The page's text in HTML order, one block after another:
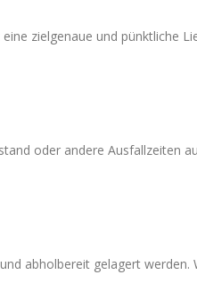
zielgenaue und pünktliche
oder andere Ausfallzeiten
abholbereit gelagert